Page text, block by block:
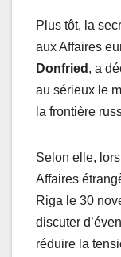
Plus tôt, la
aux Affaires
Donfried , a
au sérieux le
la frontière
Selon elle,
Affaires
Riga le 30
discuter
réduire la